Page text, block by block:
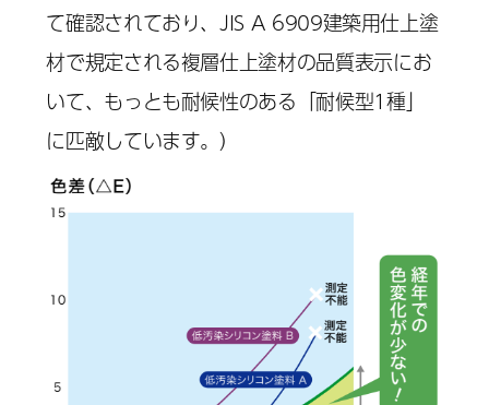
て確認されており、JIS A 6909建築用仕上塗
材で規定される複層仕上塗材の品質表示にお
いて、もっとも耐候性のある「耐候型1種」
に匹敵しています。）